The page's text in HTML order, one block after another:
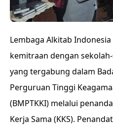
Lembaga Alkitab
kemitraan dengan
yang tergabung dalam
Perguruan Tinggi
(BMPTKKI) melalui
Kerja Sama (KKS).